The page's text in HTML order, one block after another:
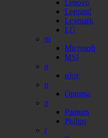
Lenovo
Legrand
Lexmark
LG
m
Microsoft
MSI
n
nJoy
o
Optoma
p
Pantum
Philips
r